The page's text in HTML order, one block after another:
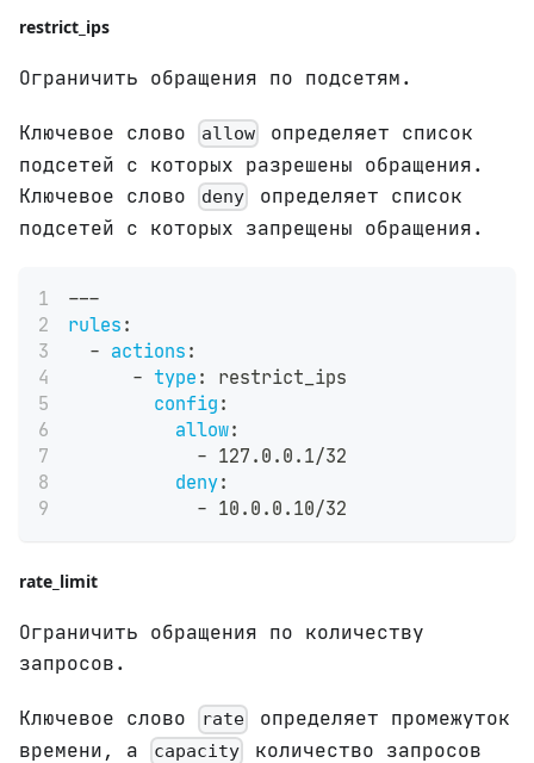
restrict_ips
Ограничить обращения по подсетям.
Ключевое слово allow
определяет список
подсетей с которых разрешены обращения.
Ключевое слово
deny
определяет список
подсетей с которых запрещены обращения.
---
rules :
- actions :
- type :
restrict_ips
config :
allow:
- 127.0.0.1/32
deny:
- 10.0.0.10/32
rate_limit
Ограничить обращения по количеству
запросов.
Ключевое слово rate
определяет промежуток
времени, а
capacity количество запросов